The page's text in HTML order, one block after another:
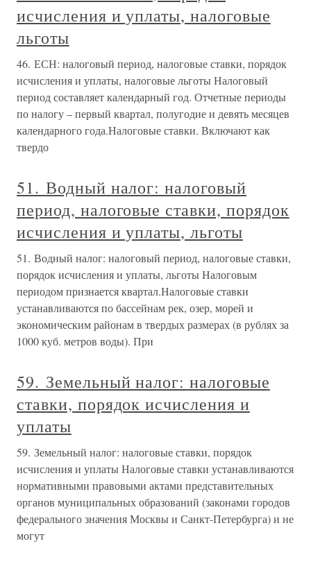
исчисления и уплаты, налоговые
льготы
46. ЕСН: налоговый период, налоговые ставки, порядок
исчисления и уплаты, налоговые льготы Налоговый
период составляет календарный год. Отчетные периоды
по налогу – первый квартал, полугодие и девять месяцев
календарного года.Налоговые ставки. Включают как
твердо
51. Водный налог: налоговый
период, налоговые ставки, порядок
исчисления и уплаты, льготы
51. Водный налог: налоговый период, налоговые ставки,
порядок исчисления и уплаты, льготы Налоговым
периодом признается квартал.Налоговые ставки
устанавливаются по бассейнам рек, озер, морей и
экономическим районам в твердых размерах (в рублях за
1000 куб. метров воды). При
59. Земельный налог: налоговые
ставки, порядок исчисления и
уплаты
59. Земельный налог: налоговые ставки, порядок
исчисления и уплаты Налоговые ставки устанавливаются
нормативными правовыми актами представительных
органов муниципальных образований (законами городов
федерального значения Москвы и Санкт-Петербурга) и не
могут